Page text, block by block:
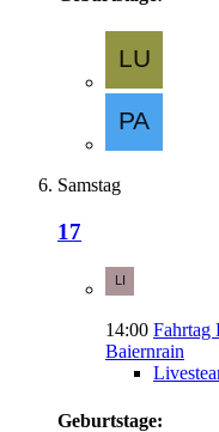
Samstag
17
14:00 Fahrtag
Baiernrain
Geburtstage: